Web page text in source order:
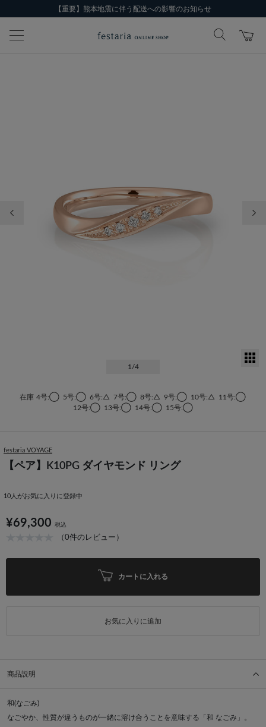
【重要】熊本地震に伴う配送への影響のお知らせ
1 /4
在庫 4号:◯ 5号:◯ 6号:△ 7号:◯ 8号:△ 9号:◯ 10号:△
11号:◯
12号:◯ 13号:◯ 14号:◯ 15号:◯
festaria VOYAGE
【ペア】K10PG ダイヤモンド リング
10 人がお気に入りに登録中
¥69,300 税込
（0件のレビュー）
カートに入れる
お気に入りに追加
商品説明
和(なごみ)
なごやか、性質が違うものが一緒に溶け合うことを意味する「和 なごみ」。